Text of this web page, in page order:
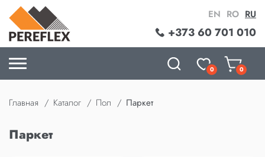
+373 60 701 010
EN RO RU
0 0
Главная Каталог Пол Паркет
Паркет